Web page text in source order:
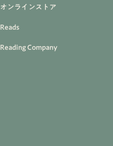
オンラインストア
Reads
Reading Company